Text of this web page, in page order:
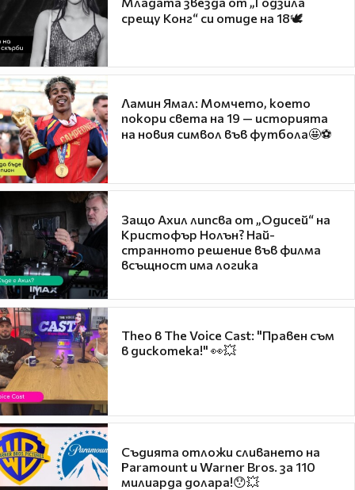
срещу Конг“ си отиде на 18🕊️
Ламин Ямал: Момчето, което
покори света на 19 — историята
на новия символ във футбола🤩⚽
Защо Ахил липсва от „Одисей“ на
Кристофър Нолън? Най-
странното решение във филма
всъщност има логика
Theo в The Voice Cast: "Правен съм
в дискотека!" 👀💥
Съдията отложи сливането на
Paramount и Warner Bros. за 110
милиарда долара!😯💥